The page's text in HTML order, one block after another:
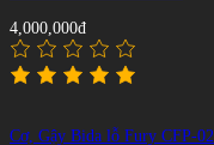
4,000,000đ
Cơ, Gậy Bida lỗ Fury CFP-02